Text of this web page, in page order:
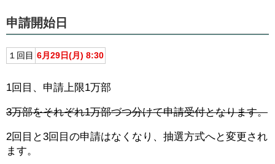
申請開始日
１回目 6月29日(月) 8:30
1回目、申請上限1万部
3万部をそれぞれ1万部づつ分けて申請受付となります。
2回目と3回目の申請はなくなり、抽選方式へと変更され
ます。